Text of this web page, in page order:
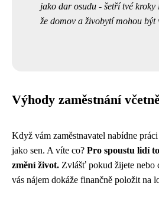
jako dar osudu - šetří tvé
že domov a živobytí mohou
Výhody zaměstnání
Když vám zaměstnavatel nabídne
jako sen. A víte co? Pro spoustu lidí
změní život. Zvlášť pokud žijete nebo
vás nájem dokáže finančně položit na